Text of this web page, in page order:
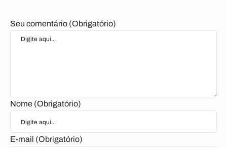
Seu comentário (Obrigatório)
Nome (Obrigatório)
E-mail (Obrigatório)